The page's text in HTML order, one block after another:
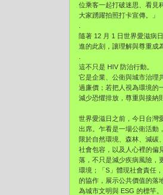
位乘客一起打破迷思、看見
大家踴躍拍照打卡宣傳。」
隨著 12 月 1 日世界愛滋病
進的此刻，讓理解與尊重成
這不只是 HIV 防治行動。
它是企業、公衛與城市治理
過廉價；若把人視為環境的
減少恐懼排放，尊重與接納
世界愛滋日之前，今日台灣
出席。乍看是一場公衛活動
限於自然環境、森林、減碳
社會包容，以及人心裡的偏
落，不只是減少疾病風險，
環境；「S」體現社會責任
的協作，展示公共價值的落
為城市文明與 ESG 的標竿。